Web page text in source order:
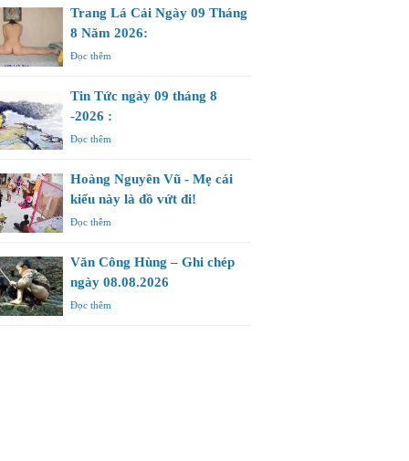
Trang Lá Cải Ngày 09 Tháng
8 Năm 2026:
Đọc thêm
Tin Tức ngày 09 tháng 8
-2026 :
Đọc thêm
Hoàng Nguyên Vũ - Mẹ cái
kiểu này là đồ vứt đi!
Đọc thêm
Văn Công Hùng – Ghi chép
ngày 08.08.2026
Đọc thêm